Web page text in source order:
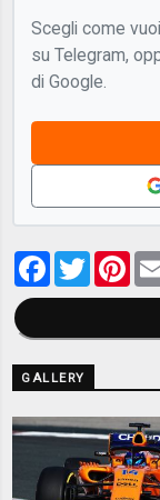
Scegli come
su Telegram,
di Google.
Facebook
Twitter
GALLERY